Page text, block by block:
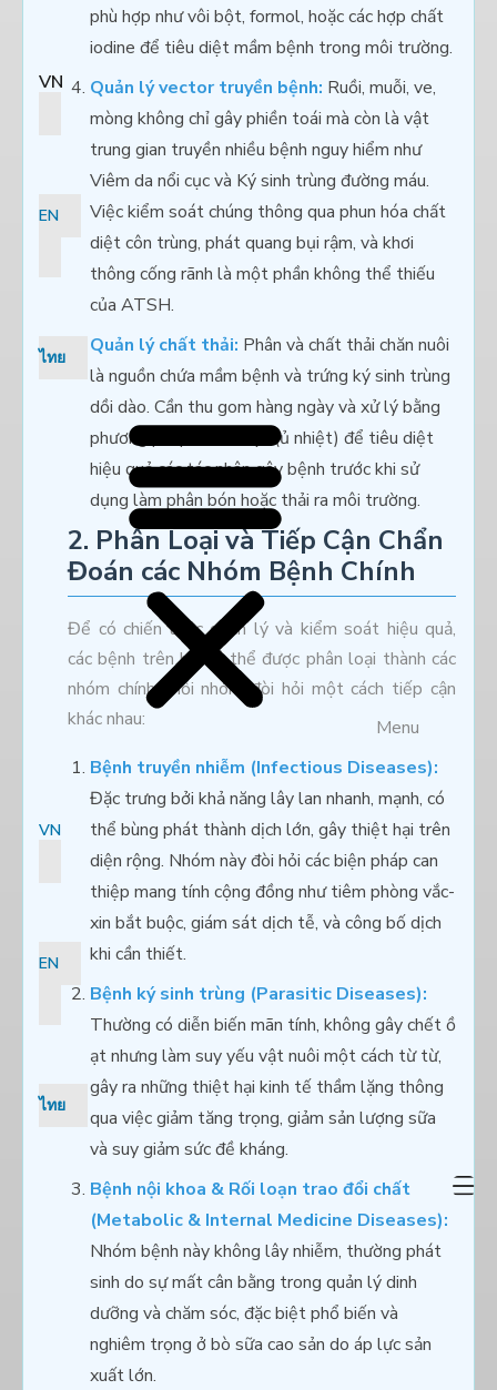
VN
EN
ไทย
Menu
VN
EN
ไทย
phù hợp như vôi bột, formol, hoặc các hợp chất
iodine để tiêu diệt mầm bệnh trong môi trường.
Quản lý vector truyền bệnh: Ruồi, muỗi, ve,
mòng không chỉ gây phiền toái mà còn là vật
trung gian truyền nhiều bệnh nguy hiểm như
Viêm da nổi cục và Ký sinh trùng đường máu.
Việc kiểm soát chúng thông qua phun hóa chất
diệt côn trùng, phát quang bụi rậm, và khơi
thông cống rãnh là một phần không thể thiếu
của ATSH.
Quản lý chất thải: Phân và chất thải chăn nuôi
là nguồn chứa mầm bệnh và trứng ký sinh trùng
dồi dào. Cần thu gom hàng ngày và xử lý bằng
phương pháp ủ sinh học (ủ nhiệt) để tiêu diệt
hiệu quả các tác nhân gây bệnh trước khi sử
dụng làm phân bón hoặc thải ra môi trường.
2. Phân Loại và Tiếp Cận Chẩn
Đoán các Nhóm Bệnh Chính
Để có chiến lược quản lý và kiểm soát hiệu quả,
các bệnh trên bò có thể được phân loại thành các
nhóm chính, mỗi nhóm đòi hỏi một cách tiếp cận
khác nhau:
Bệnh truyền nhiễm (Infectious Diseases):
Đặc trưng bởi khả năng lây lan nhanh, mạnh, có
thể bùng phát thành dịch lớn, gây thiệt hại trên
diện rộng. Nhóm này đòi hỏi các biện pháp can
thiệp mang tính cộng đồng như tiêm phòng vắc-
xin bắt buộc, giám sát dịch tễ, và công bố dịch
khi cần thiết.
Bệnh ký sinh trùng (Parasitic Diseases):
Thường có diễn biến mãn tính, không gây chết ồ
ạt nhưng làm suy yếu vật nuôi một cách từ từ,
gây ra những thiệt hại kinh tế thầm lặng thông
qua việc giảm tăng trọng, giảm sản lượng sữa
và suy giảm sức đề kháng.
Bệnh nội khoa & Rối loạn trao đổi chất
(Metabolic & Internal Medicine Diseases):
Nhóm bệnh này không lây nhiễm, thường phát
sinh do sự mất cân bằng trong quản lý dinh
dưỡng và chăm sóc, đặc biệt phổ biến và
nghiêm trọng ở bò sữa cao sản do áp lực sản
xuất lớn.